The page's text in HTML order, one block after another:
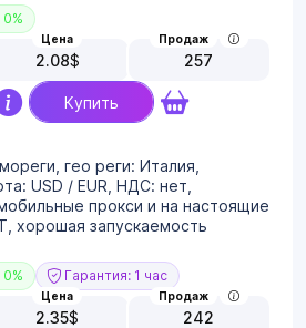
0%
Цена
2.08$
Продаж
257
Купить
гео реги: Италия,
USD / EUR, НДС: нет,
прокси и на настоящие
хорошая запускаемость
0% Гарантия: 1 час
Цена
2.35$
Продаж
242